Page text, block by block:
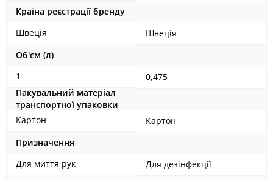
Країна реєстрації бренду
Швеція
Об'єм (л)
1
Пакувальний матеріал
транспортної упаковки
Картон
Призначення
Для миття рук
Швеція
0,475
Картон
Для дезінфекції